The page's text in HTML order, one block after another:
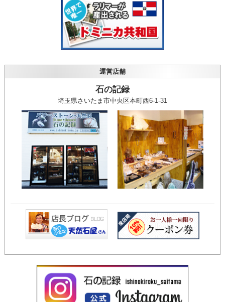
運営店舗
石の記録
埼玉県さいたま市中央区本町西6-1-31